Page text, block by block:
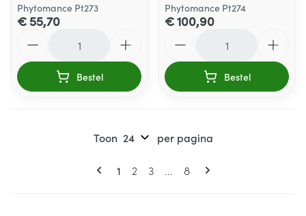
Phytomance Pt273
€ 55,70
Bestel
Phytomance Pt274
€ 100,90
Bestel
Pagina's
U lees momenteel pagina
1 Pagina
2 Pagina
3 ... Pagina
8
Toon per pagina